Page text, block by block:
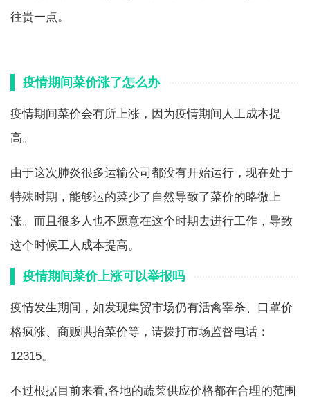
往贵一点。
疫情期间菜价涨了怎么办
疫情期间菜价会有所上涨，因为疫情期间人工成本提
高。
由于这次肺炎很多运输公司都没有开始运行，现在处于
特殊时期，能够运的菜少了自然导致了菜价的略微上
涨。而且很多人也不愿意在这个时期去进行工作，导致
这个时候工人成本提高。
疫情期间菜价上涨可以举报吗
疫情发生期间，如发现集贸市场仍有活禽宰杀、口罩价
格疯涨、商贩哄抬菜价等，请拨打市场监督电话：
12315。
不过根据目前来看,各地的蔬菜供应价格都在合理的范围